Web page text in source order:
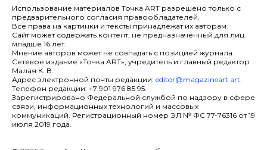
Использование материалов Точка ART разрешено только с
предварительного согласия правообладателей.
Все права на картинки и тексты принадлежат их авторам.
Сайт может содержать контент, не предназначенный для лиц
младше 16 лет.
Мнение авторов может не совпадать с позицией журнала.
Сетевое издание «Точка ART», учредитель и главный редактор
Малая К. В.
Адрес электронной почты редакции: editor@magazineart.art.
Телефон редакции: +7 901 976 85 95.
Зарегистрировано Федеральной службой по надзору в сфере
связи, информационных технологий и массовых
коммуникаций. Регистрационный номер ЭЛ № ФС 77-76316 от 19
июля 2019 года.